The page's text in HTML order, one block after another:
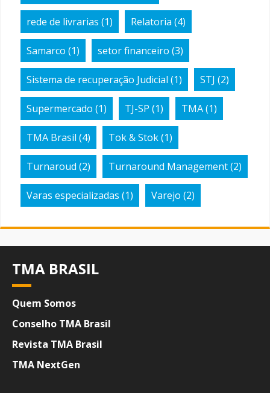
rede de livrarias (1) Relatoria (4)
Samarco (1) setor financeiro (3)
Sistema de recuperação Judicial (1) STJ (2)
Supermercado (1) TJ-SP (1) TMA(1)
TMA Brasil (4) Tok & Stok(1)
Turnaroud (2) Turnaround Management(2)
Varas especializadas (1) Varejo (2)
TMA BRASIL
Quem Somos
Conselho TMA Brasil
Revista TMA Brasil
TMA NextGen